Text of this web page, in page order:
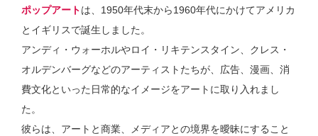
ポップアートは、1950年代末から1960年代にかけてアメリカ
とイギリスで誕生しました。
アンディ・ウォーホルやロイ・リキテンスタイン、クレス・
オルデンバーグなどのアーティストたちが、広告、漫画、消
費文化といった日常的なイメージをアートに取り入れまし
た。
彼らは、アートと商業、メディアとの境界を曖昧にすること